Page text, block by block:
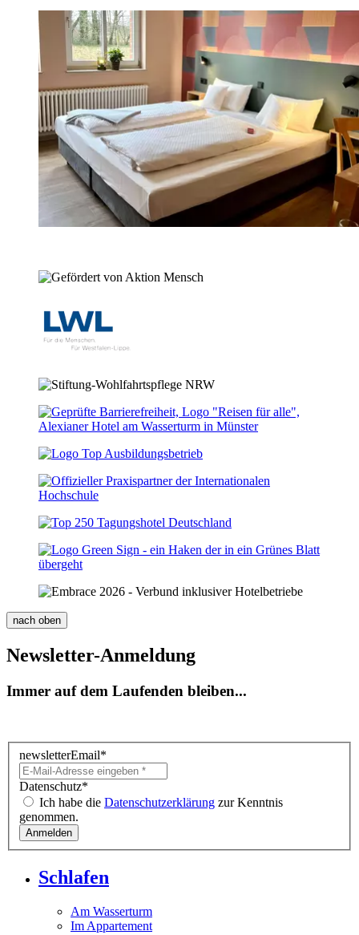
nach oben
Newsletter-Anmeldung
Immer auf dem Laufenden bleiben...
newsletterEmail*
Datenschutz*
Ich habe die Datenschutzerklärung zur Kenntnis
genommen.
Schlafen
Am Wasserturm
Im Appartement